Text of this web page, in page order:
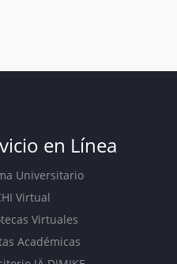
en Línea
Universitario
Virtual
Virtuales
Académicas